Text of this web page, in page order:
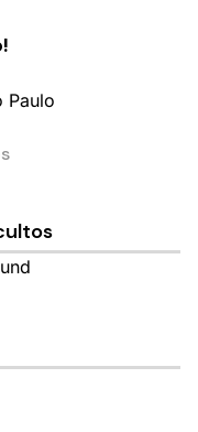
Paulo